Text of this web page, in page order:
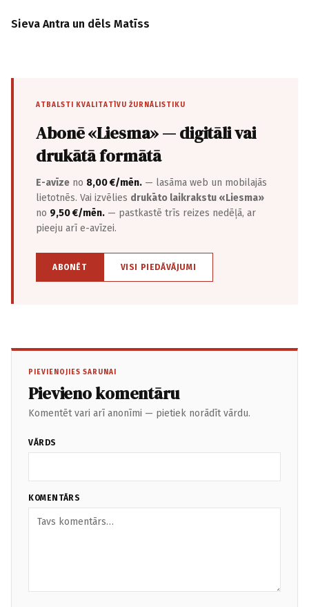
Sieva Antra un dēls Matīss
ATBALSTI KVALITATĪVU ŽURNĀLISTIKU
Abonē «Liesma» — digitāli vai
drukātā formātā
E-avīze no 8,00 €/mēn. — lasāma web un mobilajās
lietotnēs. Vai izvēlies drukāto laikrakstu «Liesma»
no 9,50 €/mēn. — pastkastē trīs reizes nedēļā, ar
pieeju arī e-avīzei.
ABONĒT VISI PIEDĀVĀJUMI
PIEVIENOJIES SARUNAI
Pievieno komentāru
Komentēt vari arī anonīmi — pietiek norādīt vārdu.
VĀRDS
KOMENTĀRS